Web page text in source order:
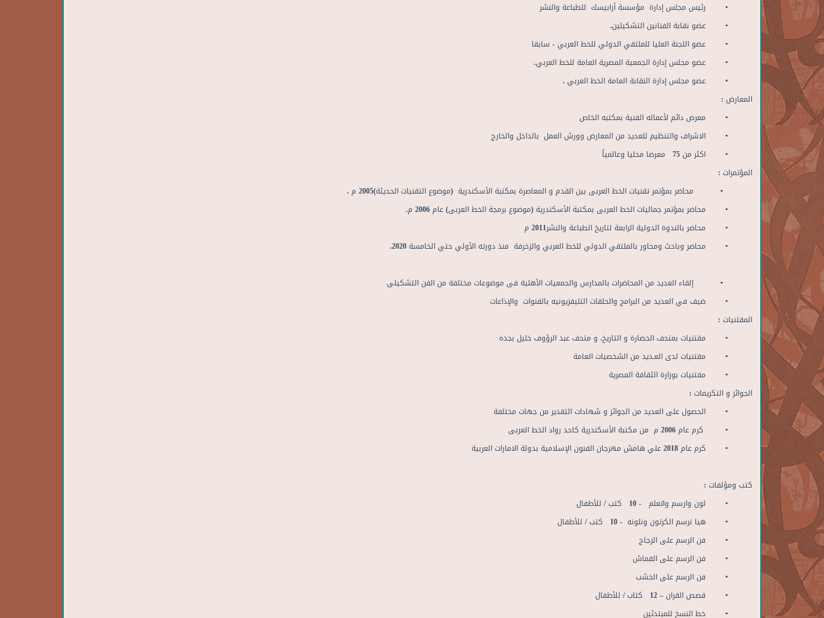
• رئيس مجلس إدارة مؤسسة أرابيسك للطباعة والنشر
• عضو نقابة الفنانين التشكيلين.
• عضو اللجنة العليا للملتقي الدولي للخط العربي - سابقا
• عضو مجلس إدارة الجمعية المصرية العامة للخط العربي.
• عضو مجلس إدارة النقابة العامة الخط العربي .
المعارض :
• معرض دائم لأعماله الفنية بمكتبه الخاص
• الاشراف والتنظيم للعديد من المعارض وورش العمل بالداخل والخارج
• اكثر من 75 معرضا محليا وعالمياً
المؤتمرات :
• محاضر بمؤتمر تقنيات الخط العربى بين القدم و المعاصرة بمكتبة الأسكندرية (موضوع التقنيات الحديثة)2005 م .
• محاضر بمؤتمر جماليات الخط العربى بمكتبة الأسكندرية (موضوع برمجة الخط العربى) عام 2006 م.
• محاضر بالندوة الدولية الرابعة لتاريخ الطباعة والنشر2011 م
• محاضر وباحث ومحاور بالملتقي الدولي للخط العربي والزخرفة منذ دورته الأولي حتي الخامسة 2020.
• إلقاء العديد من المحاضرات بالمدارس والجمعيات الأهلية فى موضوعات مختلفة من الفن التشكيلى
• ضيف في العديد من البرامج والحلقات التليفزيونيه بالقنوات والإذاعات
المقتنيات :
• مقتنيات بمتحف الحضارة و التاريخ، و متحف عبد الرؤوف خليل بجده
• مقتنيات لدى العـديد من الشخصيات العامة
• مقتنيات بوزارة الثقافة المصرية
الجوائز و التكريمات :
• الحصول على العديد من الجوائز و شهادات التقدير من جهات مختلفة
• كرم عام 2006 م من مكتبة الأسكندرية كاحد رواد الخط العربى
• كرم عام 2018 علي هامش مهرجان الفنون الإسلامية بدولة الامارات العربية
كتب ومؤلفات :
• لون وارسم واتعلم - 10 كتب / للأطفال
• هيا نرسم الكرتون ونلونه - 10 كتب / للأطفال
• فن الرسم على الزجاج
• فن الرسم على القماش
• فن الرسم على الخشب
• قصص القران – 12 كتاب / للأطفال
• خط النسخ للمبتدئين